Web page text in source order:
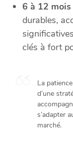
6 à 12
durables,
clés à fort
La
d’une
s’adapter
marché.